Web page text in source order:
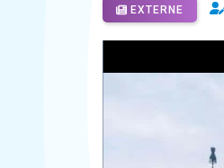
EXTERNE